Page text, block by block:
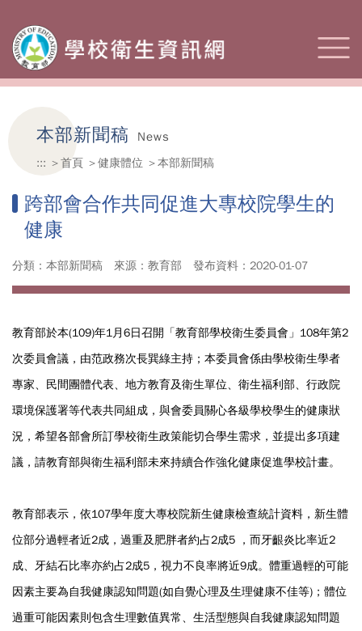
本部新聞稿
News
:::
首頁 健康體位 本部新聞稿
跨部會合作共同促進大專校院學生的
健康
分類：本部新聞稿 來源：教育部 發布資料：2020-01-07
教育部於本(109)年1月6日召開「教育部學校衛生委員會」108年第2
次委員會議，由范政務次長巽綠主持；本委員會係由學校衛生學者
專家、民間團體代表、地方教育及衛生單位、衛生福利部、行政院
環境保護署等代表共同組成，與會委員關心各級學校學生的健康狀
況，希望各部會所訂學校衛生政策能切合學生需求，並提出多項建
議，請教育部與衛生福利部未來持續合作強化健康促進學校計畫。
教育部表示，依107學年度大專校院新生健康檢查統計資料，新生體
位部分過輕者近2成，過重及肥胖者約占2成5 ，而牙齦炎比率近2
成、牙結石比率亦約占2成5，視力不良率將近9成。體重過輕的可能
因素主要為自我健康認知問題(如自覺心理及生理健康不佳等)；體位
過重可能因素則包含生理數值異常、生活型態與自我健康認知問題